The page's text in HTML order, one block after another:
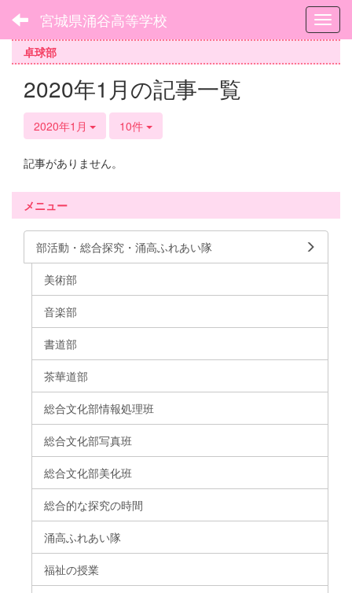
宮城県涌谷高等学校
卓球部
2020年1月の記事一覧
2020年1月 10件
記事がありません。
メニュー
部活動・総合探究・涌高ふれあい隊
美術部
音楽部
書道部
茶華道部
総合文化部情報処理班
総合文化部写真班
総合文化部美化班
総合的な探究の時間
涌高ふれあい隊
福祉の授業